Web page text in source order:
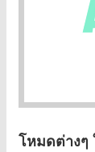
โหมดต่างๆ